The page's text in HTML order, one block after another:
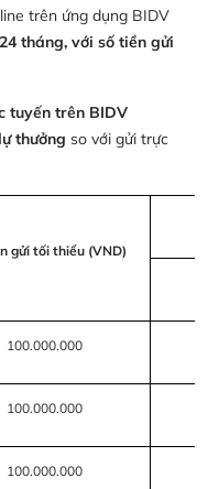
trên ứng dụng BIDV
tháng, với số tiền gửi
tuyến trên BIDV
thưởng so với gửi trực
gửi tối thiểu (VND)
100.000.000
100.000.000
100.000.000